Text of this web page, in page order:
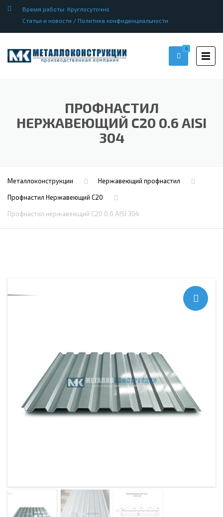
Время работы: Круглосуточно
Статьи и новости / Политика конфиденциальности
0
ПРОФНАСТИЛ
НЕРЖАВЕЮЩИЙ С20 0.6 AISI
304
Металлоконструкции Нержавеющий профнастил
Профнастил Hержавеющий С20
Профнастил нержавеющий С20 0.6 AISI 304